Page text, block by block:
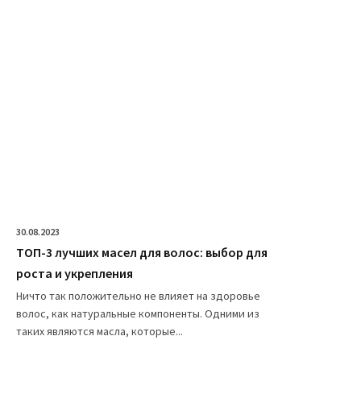
30.08.2023
ТОП-3 лучших масел для волос: выбор для
роста и укрепления
Ничто так положительно не влияет на здоровье
волос, как натуральные компоненты. Одними из
таких являются масла, которые...